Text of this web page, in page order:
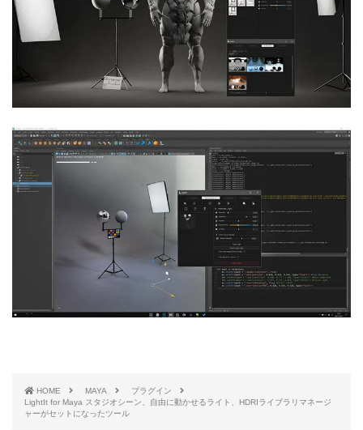
HOME MAYA
プラグイン
LightIt for Maya スタジオシーン、自由に動かせるライト、HDRIライブラリマネージ
ャーがセットになったツール